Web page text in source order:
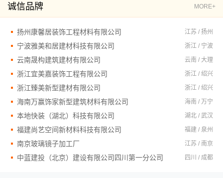
诚信品牌 MORE+
扬州康馨居装饰工程材料有限公司 江苏 / 扬州
宁波雅美和居建材科技有限公司 浙江 / 宁波
云南晟构建筑建材有限公司 云南 / 大理
浙江宜美嘉装饰工程有限公司 浙江 / 绍兴
浙江臻美新型建材有限公司 浙江 / 绍兴
海南万赢饰家新型建筑材料有限公司 海南 / 万宁
本地快装（湖北）科技有限公司 湖北 / 武汉
福建尚艺空间新材料科技有限公司 福建 / 泉州
南京玻璃镜子加工厂 江苏 / 南京
中蓝建投（北京）建设有限公司四川第一分公司 四川 / 成都